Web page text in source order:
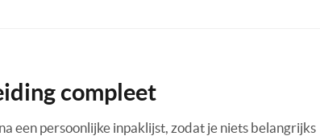
compleet
een persoonlijke inpaklijst, zodat je niets belangrijks